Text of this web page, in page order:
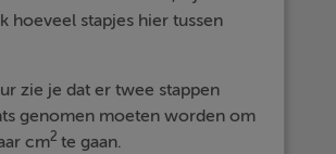
hoeveel stapjes hier tussen
zie je dat er twee stappen
genomen moeten worden om
cm2te gaan.